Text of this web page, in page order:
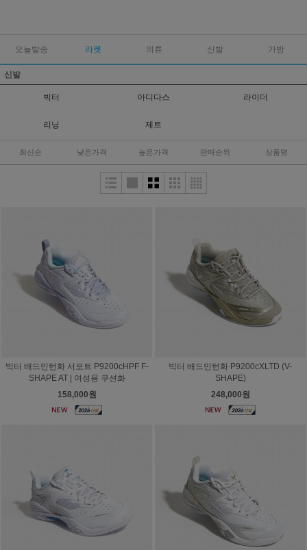
오늘발송 라켓 의류 신발 가방
신발
빅터 아디다스 라이더
리닝 제트
최신순 낮은가격 높은가격 판매순위 상품명
빅터 배드민턴화 서포트 P9200cHPF F-
SHAPE AT | 여성용 쿠션화
158,000원
빅터 배드민턴화 P9200cXLTD (V-
SHAPE)
248,000원